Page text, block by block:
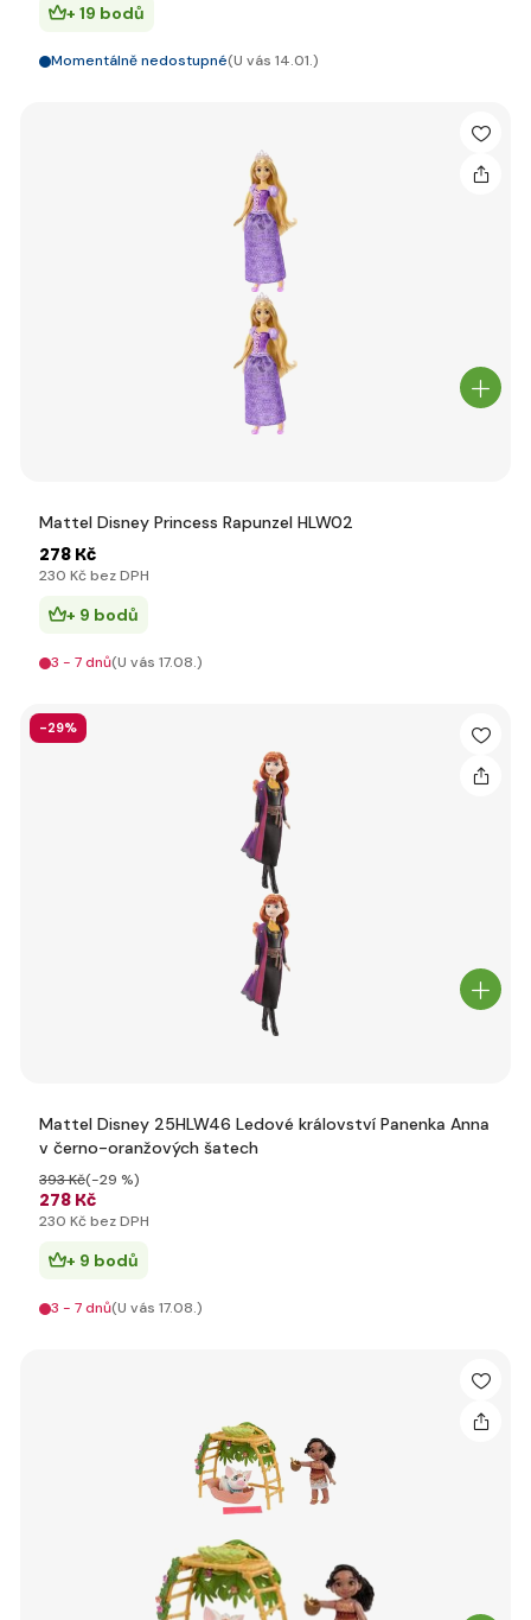
+ 19 bodů
Momentálně nedostupné(U vás 14.01.)
Mattel Disney Princess Rapunzel HLW02
278 Kč
230 Kč bez DPH
+ 9 bodů
3 - 7 dnů(U vás 17.08.)
-29%
Mattel Disney 25HLW46 Ledové království Panenka Anna
v černo-oranžových šatech
278 Kč
393 Kč(-29 %)
230 Kč bez DPH
+ 9 bodů
3 - 7 dnů(U vás 17.08.)